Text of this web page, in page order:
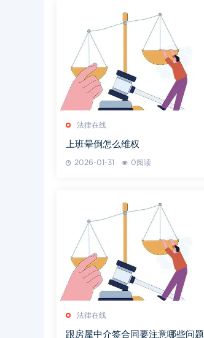
法律在线
上班晕倒怎么维权
2026-01-31 0阅读
法律在线
跟房屋中介签合同要注意哪些问题